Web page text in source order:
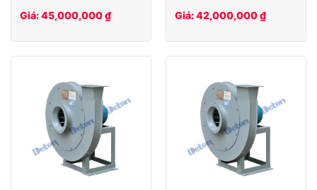
Giá: 45,000,000 ₫ Giá: 42,000,000 ₫